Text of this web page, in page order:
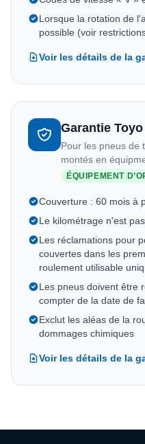
Lorsque la rotation de
possible (voir
Voir les détails de la
Garantie
Pour les pneus de
montés en
ÉQUIPEMENT
Couverture : 60 mois à
Le kilométrage n'est
Les réclamations pour
couvertes dans les
roulement utilisable
Les pneus doivent être
compter de la date de
Exclut les aléas de la
dommages chimiques
Voir les détails de la